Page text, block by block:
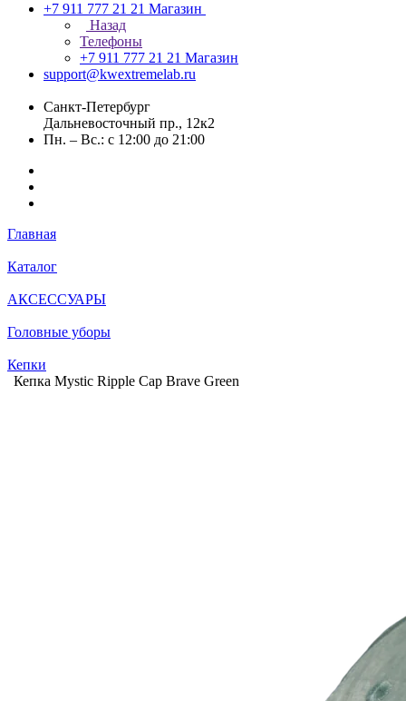
+7 911 777 21 21 Магазин
Назад
Телефоны
+7 911 777 21 21 Магазин
support@kwextremelab.ru
Санкт-Петербург
Дальневосточный пр., 12к2
Пн. – Вс.: с 12:00 до 21:00
Главная
Каталог
АКСЕССУАРЫ
Головные уборы
Кепки
Кепка Mystic Ripple Cap Brave Green